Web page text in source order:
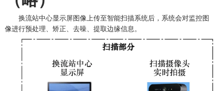
换流站中心显示屏图像上传至智能扫描系统后，系统会对监控图
像进行预处理、矫正、去噪、提取边缘信息。